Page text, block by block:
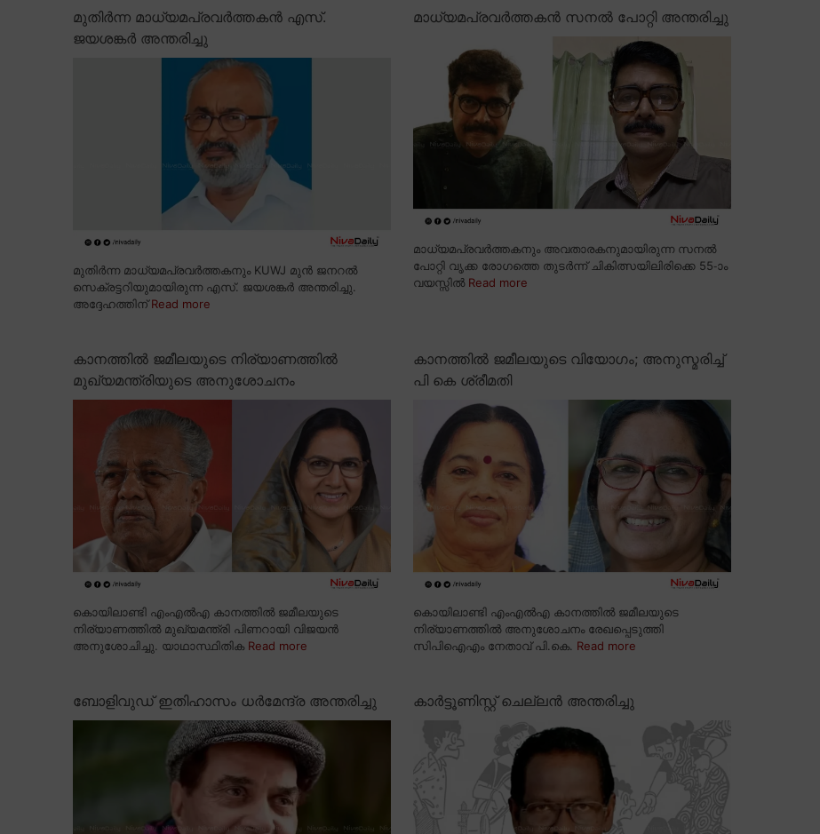
മുതിർന്ന മാധ്യമപ്രവർത്തകൻ എസ്.
ജയശങ്കർ അന്തരിച്ചു
മുതിർന്ന മാധ്യമപ്രവർത്തകനും KUWJ മുൻ ജനറൽ
സെക്രട്ടറിയുമായിരുന്ന എസ്. ജയശങ്കർ അന്തരിച്ചു.
അദ്ദേഹത്തിന്Read more
മാധ്യമപ്രവർത്തകൻ സനൽ പോറ്റി അന്തരിച്ചു
മാധ്യമപ്രവർത്തകനും അവതാരകനുമായിരുന്ന സനൽ
പോറ്റി വൃക്ക രോഗത്തെ തുടർന്ന് ചികിത്സയിലിരിക്കെ 55-ാം
വയസ്സിൽ Read more
കാനത്തിൽ ജമീലയുടെ നിര്യാണത്തിൽ
മുഖ്യമന്ത്രിയുടെ അനുശോചനം
കൊയിലാണ്ടി എംഎൽഎ കാനത്തിൽ ജമീലയുടെ
നിര്യാണത്തിൽ മുഖ്യമന്ത്രി പിണറായി വിജയൻ
അനുശോചിച്ചു. യാഥാസ്ഥിതിക Read more
കാനത്തിൽ ജമീലയുടെ വിയോഗം; അനുസ്മരിച്ച്
പി കെ ശ്രീമതി
കൊയിലാണ്ടി എംഎൽഎ കാനത്തിൽ ജമീലയുടെ
നിര്യാണത്തിൽ അനുശോചനം രേഖപ്പെടുത്തി
സിപിഐഎം നേതാവ് പി.കെ. Read more
ബോളിവുഡ് ഇതിഹാസം ധർമേന്ദ്ര അന്തരിച്ചു കാർട്ടൂണിസ്റ്റ് ചെല്ലൻ അന്തരിച്ചു